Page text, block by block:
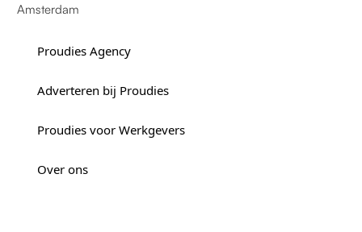
Amsterdam
Proudies Agency
Adverteren bij Proudies
Proudies voor Werkgevers
Over ons